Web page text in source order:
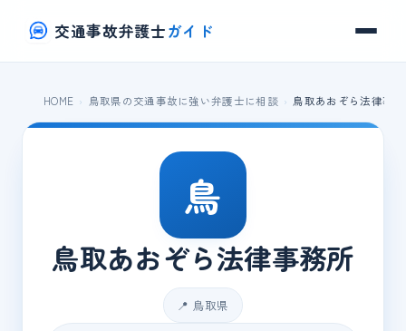
交通事故弁護士ガイド
HOME 鳥取県の交通事故に強い弁護士に相談 鳥取あおぞら法律事
鳥
鳥取あおぞら法律事務所
📍 鳥取県